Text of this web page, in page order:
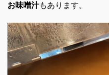
お味噌汁もあります。